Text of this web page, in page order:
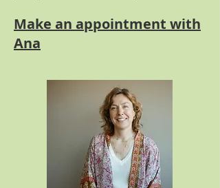
Make an appointment with
Ana